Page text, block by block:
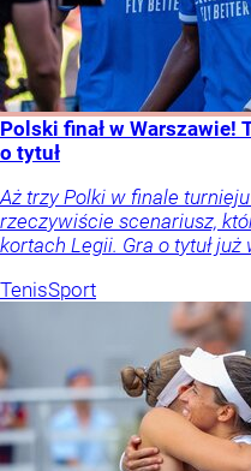
Polski finał w Warszawie!
o tytuł
Aż trzy Polki w finale
rzeczywiście scenariusz,
kortach Legii. Gra o tytuł już
TenisSport